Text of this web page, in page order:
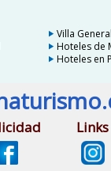
Villa
Hoteles de
Hoteles en
Links